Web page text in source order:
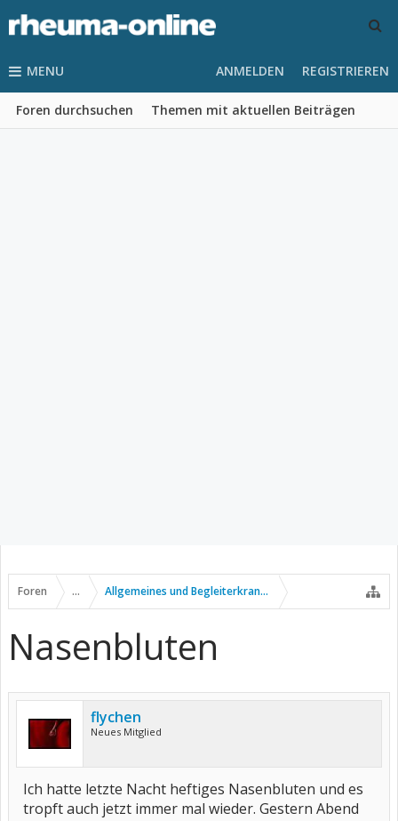
MENU
Foren durchsuchen Themen mit aktuellen Beiträgen
ANMELDEN REGISTRIEREN
Foren ... Allgemeines und Begleiterkrankungen
Nasenbluten
flychen
Neues Mitglied
Ich hatte letzte Nacht heftiges Nasenbluten und es
tropft auch jetzt immer mal wieder. Gestern Abend